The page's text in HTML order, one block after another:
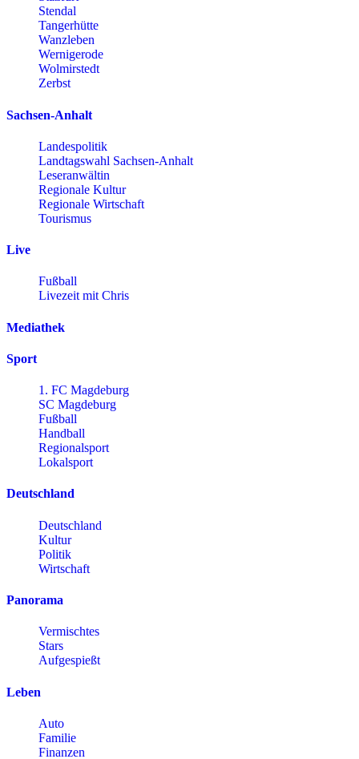
Stendal
Tangerhütte
Wanzleben
Wernigerode
Wolmirstedt
Zerbst
Sachsen-Anhalt
Landespolitik
Landtagswahl Sachsen-Anhalt
Leseranwältin
Regionale Kultur
Regionale Wirtschaft
Tourismus
Live
Fußball
Livezeit mit Chris
Mediathek
Sport
1. FC Magdeburg
SC Magdeburg
Fußball
Handball
Regionalsport
Lokalsport
Deutschland
Deutschland
Kultur
Politik
Wirtschaft
Panorama
Vermischtes
Stars
Aufgespießt
Leben
Auto
Familie
Finanzen